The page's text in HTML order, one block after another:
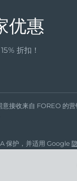
优惠
折扣！
意接收来自 FOREO 的
保护，并适用 Google